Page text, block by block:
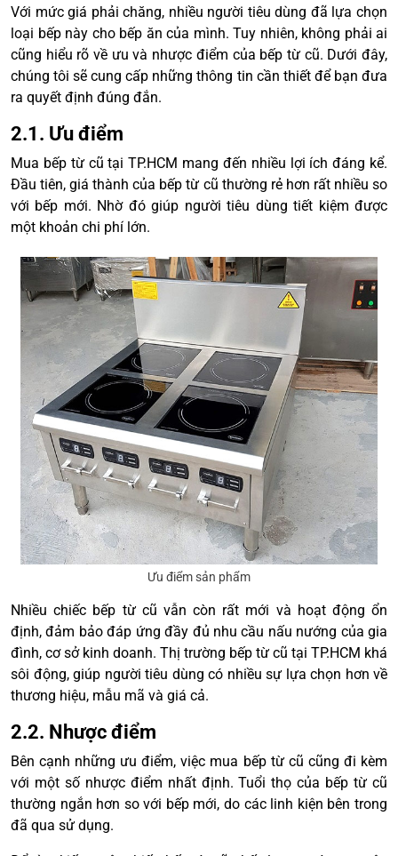
Với mức giá phải chăng, nhiều người tiêu dùng đã lựa chọn
loại bếp này cho bếp ăn của mình. Tuy nhiên, không phải ai
cũng hiểu rõ về ưu và nhược điểm của bếp từ cũ. Dưới đây,
chúng tôi sẽ cung cấp những thông tin cần thiết để bạn đưa
ra quyết định đúng đắn.
2.1. Ưu điểm
Mua bếp từ cũ tại TP.HCM mang đến nhiều lợi ích đáng kể.
Đầu tiên, giá thành của bếp từ cũ thường rẻ hơn rất nhiều so
với bếp mới. Nhờ đó giúp người tiêu dùng tiết kiệm được
một khoản chi phí lớn.
Ưu điểm sản phẩm
Nhiều chiếc bếp từ cũ vẫn còn rất mới và hoạt động ổn
định, đảm bảo đáp ứng đầy đủ nhu cầu nấu nướng của gia
đình, cơ sở kinh doanh. Thị trường bếp từ cũ tại TP.HCM khá
sôi động, giúp người tiêu dùng có nhiều sự lựa chọn hơn về
thương hiệu, mẫu mã và giá cả.
2.2. Nhược điểm
Bên cạnh những ưu điểm, việc mua bếp từ cũ cũng đi kèm
với một số nhược điểm nhất định. Tuổi thọ của bếp từ cũ
thường ngắn hơn so với bếp mới, do các linh kiện bên trong
đã qua sử dụng.